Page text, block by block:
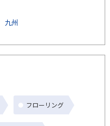
九州
フローリング